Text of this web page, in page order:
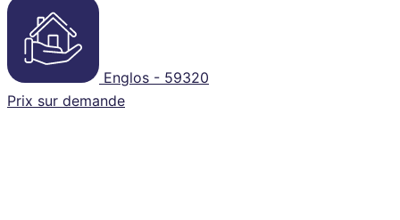
Englos - 59320
Prix sur demande